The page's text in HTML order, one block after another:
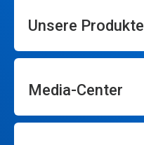
Unsere Produkte
Media-Center